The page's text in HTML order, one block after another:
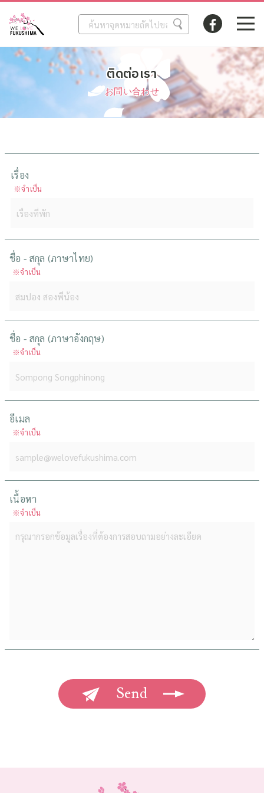
ติดต่อเรา
お問い合わせ
เรื่อง
※จำเป็น
ชื่อ - สกุล (ภาษาไทย)
※จำเป็น
ชื่อ - สกุล (ภาษาอังกฤษ)
※จำเป็น
อีเมล
※จำเป็น
เนื้อหา
※จำเป็น